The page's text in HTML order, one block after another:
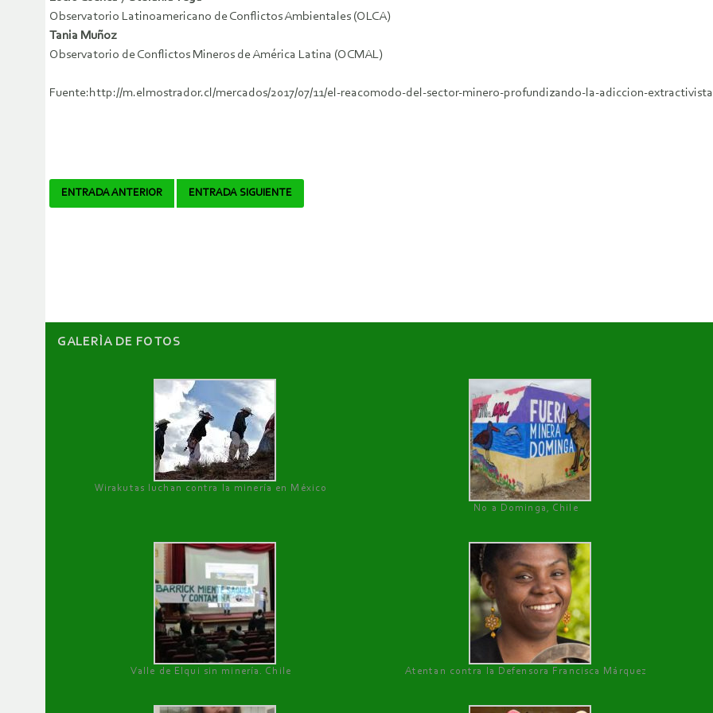
Observatorio Latinoamericano de Conflictos Ambientales (OLCA)
Tania Muñoz
Observatorio de Conflictos Mineros de América Latina (OCMAL)
Fuente:http://m.elmostrador.cl/mercados/2017/07/11/el-reacomodo-del-sector-minero-profundizando-la-adiccion-
Navegador
ENTRADA ANTERIOR ENTRADA SIGUIENTE
GALERÌA DE FOTOS
Wirakutas luchan contra la minería en México
No a Dominga, Chile
Valle de Elqui sin minería. Chile Atentan contra la Defensora Francisca Márquez